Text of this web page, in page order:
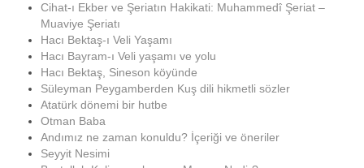
Cihat-ı Ekber ve Şeriatın Hakikati: Muhammedî Şeriat –
Muaviye Şeriatı
Hacı Bektaş-ı Veli Yaşamı
Hacı Bayram-ı Veli yaşamı ve yolu
Hacı Bektaş, Sineson köyünde
Süleyman Peygamberden Kuş dili hikmetli sözler
Atatürk dönemi bir hutbe
Otman Baba
Andımız ne zaman konuldu? İçeriği ve öneriler
Seyyit Nesimi